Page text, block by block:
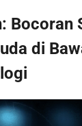
Bocoran
di